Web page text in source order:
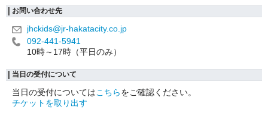
お問い合わせ先
jhckids@jr-hakatacity.co.jp
092-441-5941
10時～17時（平日のみ）
当日の受付について
当日の受付についてはこちらをご確認ください。
チケットを取り出す